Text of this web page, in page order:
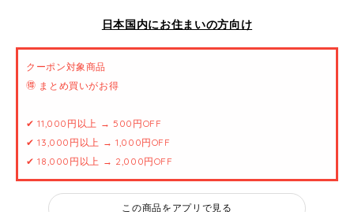
日本国内にお住まいの方向け
クーポン対象商品
🉐 まとめ買いがお得
✔ 11,000円以上 → 500円OFF
✔ 13,000円以上 → 1,000円OFF
✔ 18,000円以上 → 2,000円OFF
この商品をアプリで見る